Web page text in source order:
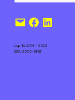
Correo
electrónico
Facebook
LinkedIn
Lupita 2014 – 2023
ISSN 2555-6797